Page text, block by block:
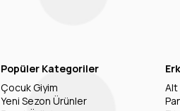
Popüler Kategoriler
Çocuk Giyim
Yeni Sezon Ürünler
Alt